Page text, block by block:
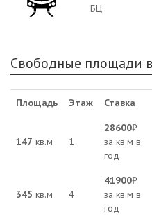
БЦ
Свободные площади
Площадь Этаж Ставка
147 кв.м 1
28600₽
за кв.м в
год
345 кв.м 4
41900₽
за кв.м в
год